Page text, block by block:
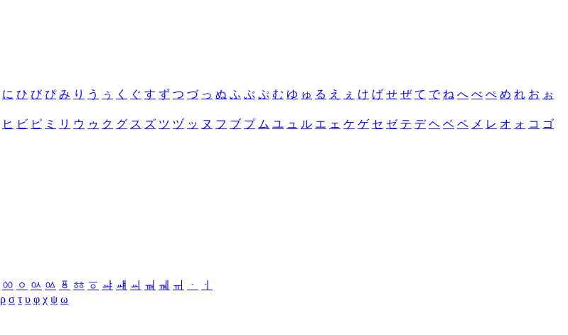
に ひ び ぴ み り う ぅ く ぐ す ず つ づ っ ぬ ふ ぶ ぷ む ゆ ゅ る え ぇ け げ せ ぜ て で ね へ べ ぺ め れ お ぉ
ヒ ビ ピ ミ リ ウ ゥ ク グ ス ズ ツ ヅ ッ ヌ フ ブ プ ム ユ ュ ル エ ェ ケ ゲ セ ゼ テ デ ヘ ベ ペ メ レ オ ォ コ ゴ
ㆀ ㆁ ㆂ ㆃ ㆄ ㆅ ㆆ ㆇ ㆈ ㆉ ㆊ ㆋ ㆌ ㆍ
ㆎ
ρ σ τ υ φ χ ψ ω